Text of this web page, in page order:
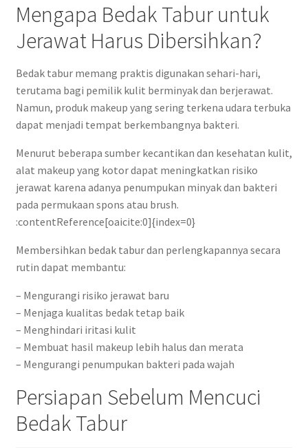
Mengapa Bedak Tabur untuk
Jerawat Harus Dibersihkan?
Bedak tabur memang praktis digunakan sehari-hari,
terutama bagi pemilik kulit berminyak dan berjerawat.
Namun, produk makeup yang sering terkena udara terbuka
dapat menjadi tempat berkembangnya bakteri.
Menurut beberapa sumber kecantikan dan kesehatan kulit,
alat makeup yang kotor dapat meningkatkan risiko
jerawat karena adanya penumpukan minyak dan bakteri
pada permukaan spons atau brush.
:contentReference[oaicite:0]{index=0}
Membersihkan bedak tabur dan perlengkapannya secara
rutin dapat membantu:
– Mengurangi risiko jerawat baru
– Menjaga kualitas bedak tetap baik
– Menghindari iritasi kulit
– Membuat hasil makeup lebih halus dan merata
– Mengurangi penumpukan bakteri pada wajah
Persiapan Sebelum Mencuci
Bedak Tabur